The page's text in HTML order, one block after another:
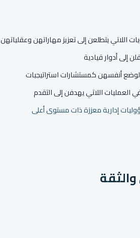
اللاتي يتطلعن إلى تعزيز مهاراتهن وعقلياتهن
إلى أدوار قيادية
لوضع أنفسهن كمستشارات استراتيجيات
اللاتي يهدفن إلى التقدم
إدارية معززة ذات مستوى أعلى